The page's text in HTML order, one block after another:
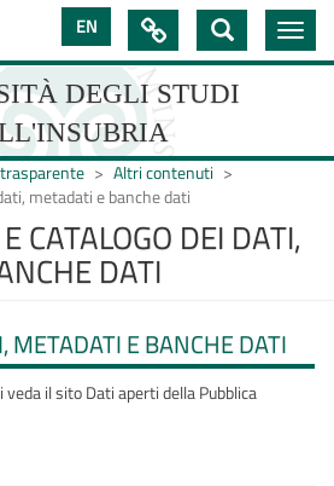
EN
DEGLI STUDI

Toggle
Altri contenuti
metadati e banche dati
CATALOGO DEI DATI,
DATI
METADATI E BANCHE DATI
il sito Dati aperti della Pubblica